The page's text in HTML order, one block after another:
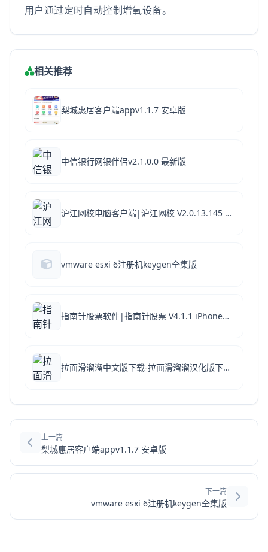
用户通过定时自动控制增氧设备。
相关推荐
梨城惠居客户端appv1.1.7 安卓版
中信银行网银伴侣v2.1.0.0 最新版
沪江网校电脑客户端|沪江网校 V2.0.13.145 Mac版下载
vmware esxi 6注册机keygen全集版
指南针股票软件|指南针股票 V4.1.1 iPhone版下载
拉面滑溜溜中文版下载-拉面滑溜溜汉化版下载v1.0.2
上一篇
梨城惠居客户端appv1.1.7 安卓版
下一篇
vmware esxi 6注册机keygen全集版